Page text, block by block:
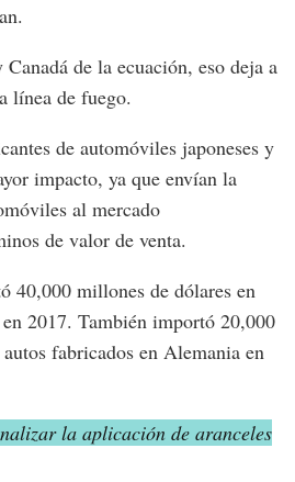
de la ecuación, eso deja a
línea de fuego.
de automóviles japoneses y
impacto, ya que envían la
al mercado
de valor de venta.
40,000 millones de dólares en
2017. También importó 20,000
fabricados en Alemania en
la aplicación de aranceles